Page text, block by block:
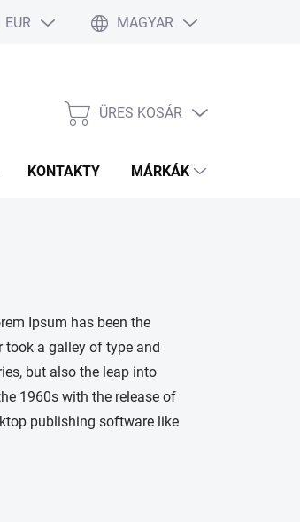
Rozmery bannerov Obchodné podmienky
EUR MAGYAR
KOSÁR
ÜRES KOSÁR
KONTAKTY MÁRKÁK
Ipsum has been the
took a galley of type and
but also the leap into
1960s with the release of
publishing software like